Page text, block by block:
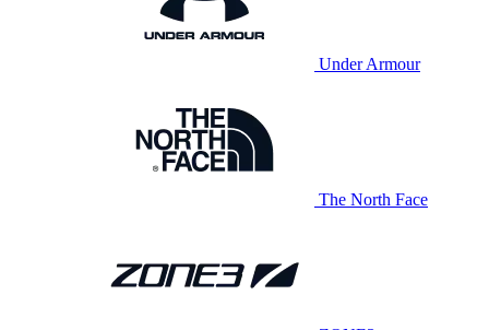
Under Armour
The North Face